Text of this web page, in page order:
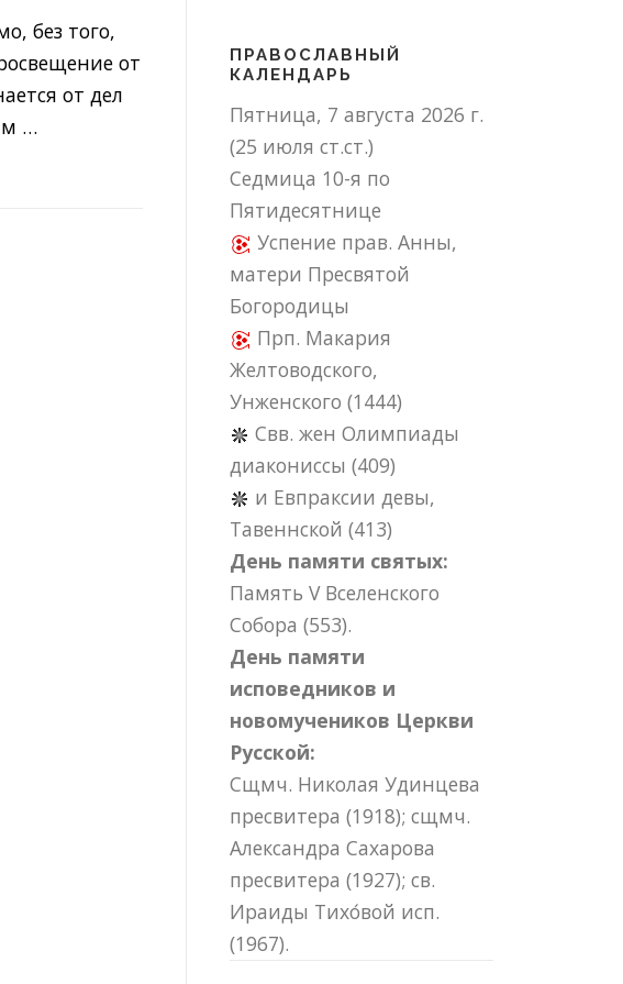
без того,
от
от дел
…
ПРАВОСЛАВНЫЙ
КАЛЕНДАРЬ
Пятница, 7 августа 2026 г.
(25 июля ст.ст.)
Седмица 10-я по
Пятидесятнице
Успение прав. Анны,
матери Пресвятой
Богородицы
Прп. Макария
Желтоводского,
Унженского (1444)
Свв. жен Олимпиады
диакониссы (409)
и Евпраксии девы,
Тавеннской (413)
День памяти святых:
Память V Вселенского
Собора (553).
День памяти
исповедников и
новомучеников Церкви
Русской:
Сщмч. Николая Удинцева
пресвитера (1918); сщмч.
Александра Сахарова
пресвитера (1927); св.
Ираиды Тихо́вой исп.
(1967).